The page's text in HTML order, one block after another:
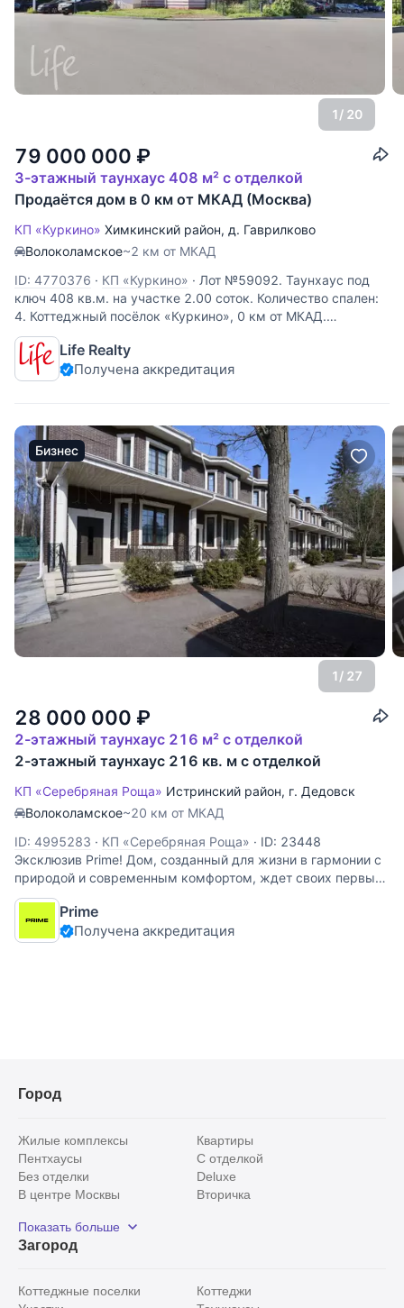
1/ 20
79 000 000 ₽
3-этажный таунхаус 408 м² с отделкой
Продаётся дом в 0 км от МКАД (Москва)
КП «Куркино» Химкинский район, д. Гаврилково
Волоколамское~2 км от МКАД
ID: 4770376 · КП «Куркино» · Лот №59092. Таунхаус под
ключ 408 кв.м. на участке 2.00 соток. Количество спален:
4. Коттеджный посёлок «Куркино», 0 км от МКАД.
Площадка c BBQ под крышей. Паркинг на 2 м/м под
навесом. Есть теплый гараж. Итальянская дубовая кухня,
вcя бытовая
Life Realty
Получена аккредитация
Бизнес
1/ 27
28 000 000 ₽
2-этажный таунхаус 216 м² с отделкой
2-этажный таунхаус 216 кв. м с отделкой
КП «Серебряная Роща» Истринский район, г. Дедовск
Волоколамское~20 км от МКАД
ID: 4995283 · КП «Серебряная Роща» · ID: 23448
Эксклюзив Prime! Дом, созданный для жизни в гармонии с
природой и современным комфортом, ждет своих первых
жильцов в коттеджном поселке Серебряная Роща. Это
домовладение площадью 216 м² расположено в
Истринском районе всего в 16 км от МКАД
Prime
Получена аккредитация
Город
Жилые комплексы
Квартиры
Пентхаусы
С отделкой
Без отделки
Deluxe
В центре Москвы
Вторичка
Рядом с парком
С панорамными окнами
Показать больше
Загород
Коттеджные поселки
Коттеджи